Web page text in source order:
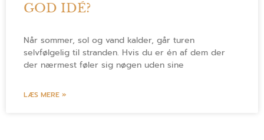
GOD IDÉ?
Når sommer, sol og vand kalder, går turen
selvfølgelig til stranden. Hvis du er én af dem der
der nærmest føler sig nøgen uden sine
LÆS MERE »